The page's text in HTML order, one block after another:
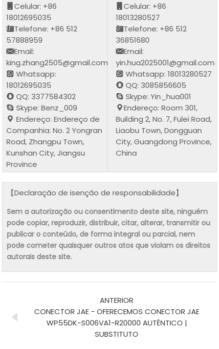
Celular: +86
18012695035
Telefone: +86 512
57888959
Email:
king.zhang2505@gmail.com
Whatsapp:
18012695035
QQ: 3377584302
Skype: Benz_009
Endereço: Endereço de
Companhia: No. 2 Yongran
Road, Zhangpu Town,
Kunshan City, Jiangsu
Province
Celular: +86
18013280527
Telefone: +86 512
36851680
Email:
yin.hua2025001@gmail.com
Whatsapp: 18013280527
QQ: 3085856605
Skype: Yin_hua001
Endereço: Room 301,
Building 2, No. 7, Fulei Road,
Liaobu Town, Dongguan
City, Guangdong Province,
China
【Declaração de isenção de responsabilidade】
Sem a autorização ou consentimento deste site, ninguém
pode copiar, reproduzir, distribuir, citar, alterar, transmitir ou
publicar o conteúdo, de forma integral ou parcial, nem
pode cometer quaisquer outros atos que violam os direitos
autorais deste site.
ANTERIOR
CONECTOR JAE - OFERECEMOS CONECTOR JAE
WP55DK-S006VA1-R20000 AUTÊNTICO |
SUBSTITUTO